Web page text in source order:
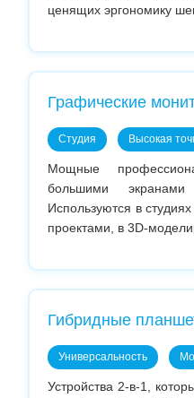
ценящих эргономику
Графические
Студия Высокая
Мощные
большими экранами
Используются в
проектами, в 3D-
Гибридные
Универсальность
Устройства 2-в-1,